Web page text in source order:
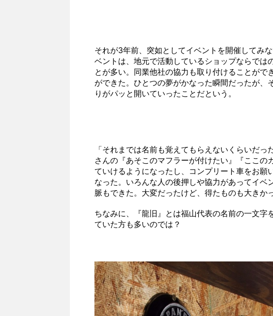
それが3年前、突如としてイベントを開催してみ
ベントは、地元で活動しているショップならでは
とが多い。同業他社の協力も取り付けることがで
ができた。ひとつの夢がかなった瞬間だったが、
りがパッと開いていったことだという。
「それまでは名前も覚えてもらえないくらいだ
さんの『あそこのマフラーが付けたい』『ここの
ていけるようになったし、コンプリート車をお願
なった。いろんな人の後押しや協力があってイベ
脈もできた。大変だったけど、得たものも大きか
ちなみに、『龍旧』とは福山代表の名前の一文字
ていた方も多いのでは？